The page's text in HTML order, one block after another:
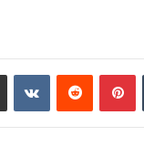
بينتيريست